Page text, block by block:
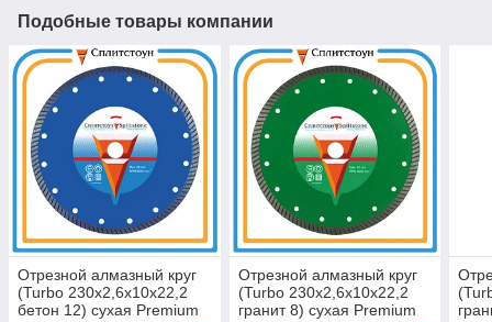
Подобные товары компании
Отрезной алмазный круг
(Turbo 230x2,6x10x22,2
бетон 12) сухая Premium
Отрезной алмазный круг
(Turbo 230x2,6x10x22,2
гранит 8) сухая Premium